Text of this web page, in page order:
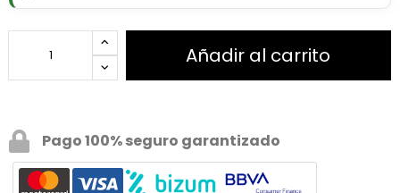
Añadir al carrito
Pago 100% seguro garantizado